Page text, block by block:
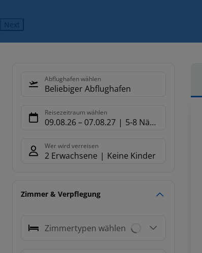
Next
Abflughafen wählen
Beliebiger Abflughafen
Reisezeitraum wählen
09.08.26– 07.08.27 5-8 Nächte
Wer wird verreisen
2 Erwachsene Keine Kinder
Zimmer & Verpflegung
Zimmertypen wählen